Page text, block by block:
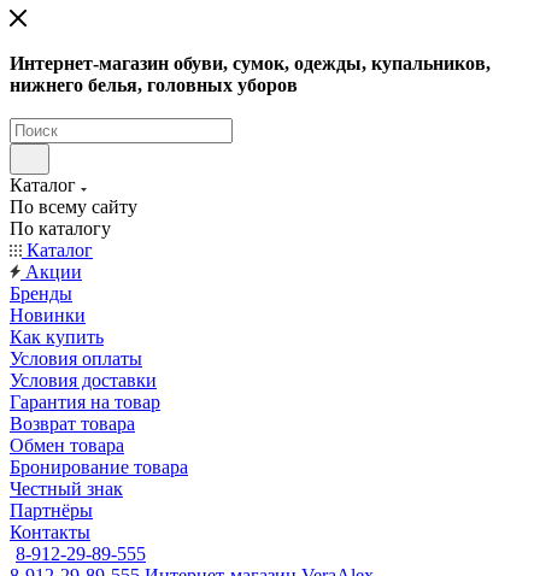
Интернет-магазин обуви, сумок, одежды, купальников,
нижнего белья, головных уборов
Каталог
По всему сайту
По каталогу
Каталог
Акции
Бренды
Новинки
Как купить
Условия оплаты
Условия доставки
Гарантия на товар
Возврат товара
Обмен товара
Бронирование товара
Честный знак
Партнёры
Контакты
8-912-29-89-555